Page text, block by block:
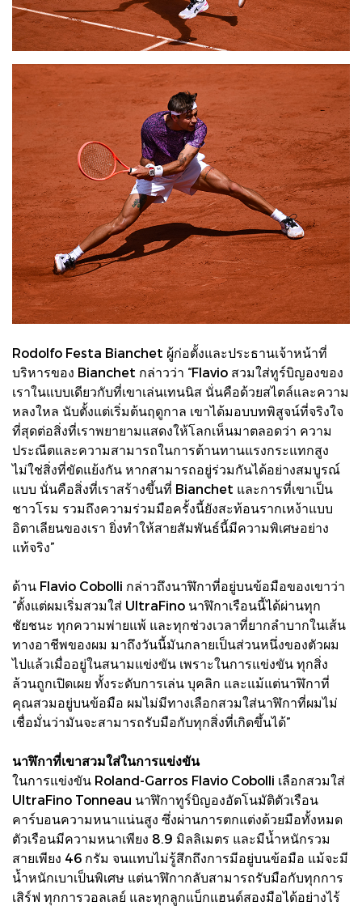
Rodolfo Festa Bianchet ผู้ก่อตั้งและประธานเจ้าหน้าที่
บริหารของ Bianchet กล่าวว่า “Flavio สวมใส่ทูร์บิญองของ
เราในแบบเดียวกับที่เขาเล่นเทนนิส นั่นคือด้วยสไตล์และความ
หลงใหล นับตั้งแต่เริ่มต้นฤดูกาล เขาได้มอบบทพิสูจน์ที่จริงใจ
ที่สุดต่อสิ่งที่เราพยายามแสดงให้โลกเห็นมาตลอดว่า ความ
ประณีตและความสามารถในการต้านทานแรงกระแทกสูง
ไม่ใช่สิ่งที่ขัดแย้งกัน หากสามารถอยู่ร่วมกันได้อย่างสมบูรณ์
แบบ นั่นคือสิ่งที่เราสร้างขึ้นที่ Bianchet และการที่เขาเป็น
ชาวโรม รวมถึงความร่วมมือครั้งนี้ยังสะท้อนรากเหง้าแบบ
อิตาเลียนของเรา ยิ่งทำให้สายสัมพันธ์นี้มีความพิเศษอย่าง
แท้จริง”
ด้าน Flavio Cobolli กล่าวถึงนาฬิกาที่อยู่บนข้อมือของเขาว่า
“ตั้งแต่ผมเริ่มสวมใส่ UltraFino นาฬิกาเรือนนี้ได้ผ่านทุก
ชัยชนะ ทุกความพ่ายแพ้ และทุกช่วงเวลาที่ยากลำบากในเส้น
ทางอาชีพของผม มาถึงวันนี้มันกลายเป็นส่วนหนึ่งของตัวผม
ไปแล้วเมื่ออยู่ในสนามแข่งขัน เพราะในการแข่งขัน ทุกสิ่ง
ล้วนถูกเปิดเผย ทั้งระดับการเล่น บุคลิก และแม้แต่นาฬิกาที่
คุณสวมอยู่บนข้อมือ ผมไม่มีทางเลือกสวมใส่นาฬิกาที่ผมไม่
เชื่อมั่นว่ามันจะสามารถรับมือกับทุกสิ่งที่เกิดขึ้นได้”
นาฬิกาที่เขาสวมใส่ในการแข่งขัน
ในการแข่งขัน Roland-Garros Flavio Cobolli เลือกสวมใส่
UltraFino Tonneau นาฬิกาทูร์บิญองอัตโนมัติตัวเรือน
คาร์บอนความหนาแน่นสูง ซึ่งผ่านการตกแต่งด้วยมือทั้งหมด
ตัวเรือนมีความหนาเพียง 8.9 มิลลิเมตร และมีน้ำหนักรวม
สายเพียง 46 กรัม จนแทบไม่รู้สึกถึงการมีอยู่บนข้อมือ แม้จะมี
น้ำหนักเบาเป็นพิเศษ แต่นาฬิกากลับสามารถรับมือกับทุกการ
เสิร์ฟ ทุกการวอลเลย์ และทุกลูกแบ็กแฮนด์สองมือได้อย่างไร้